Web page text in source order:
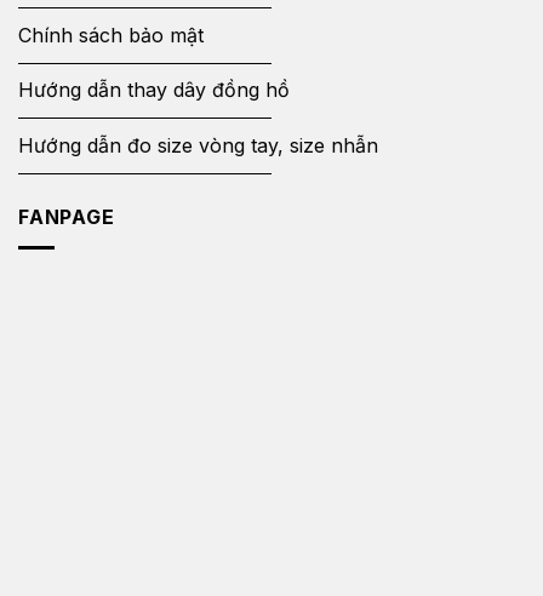
Chính sách bảo mật
Hướng dẫn thay dây đồng hồ
Hướng dẫn đo size vòng tay, size nhẫn
FANPAGE